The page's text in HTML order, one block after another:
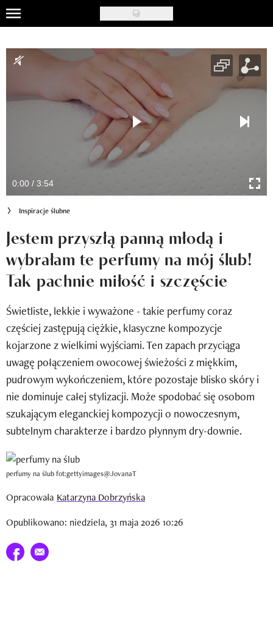
Skip
to
main
content
Moda
Ślub i wesele
Newsy
Newsletter
Wizaz Summer Influ School
Mój profil / Zarejestruj się
0:00 / 3:54
Inspiracje ślubne
Jestem przyszłą panną młodą i
wybrałam te perfumy na mój ślub!
Tak pachnie miłość i szczęście
Świetliste, lekkie i wyważone - takie perfumy coraz
częściej zastępują ciężkie, klasyczne kompozycje
kojarzone z wielkimi wyjściami. Ten zapach przyciąga
uwagę połączeniem owocowej świeżości z miękkim,
pudrowym wykończeniem, które pozostaje blisko skóry i
nie dominuje całej stylizacji. Może spodobać się osobom
szukającym eleganckiej kompozycji o nowoczesnym,
subtelnym charakterze i bardzo płynnym dry-downie.
perfumy na ślub fot:gettyimages@JovanaT
Opracowała Katarzyna Dobrzyńska
Opublikowano: niedziela, 31 maja 2026 10:26
Udostępnij na facebook
E-mail do przyjaciela